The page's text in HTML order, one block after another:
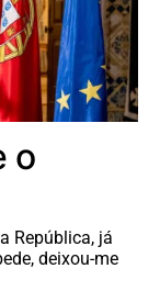
o
República, já
deixou-me